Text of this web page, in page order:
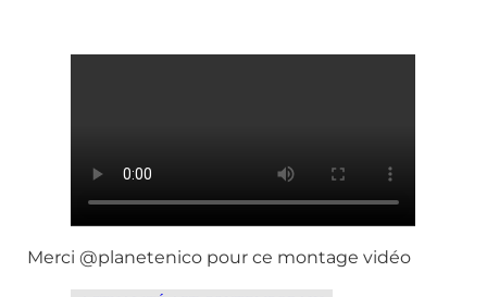
Merci @planetenico pour ce montage vidéo